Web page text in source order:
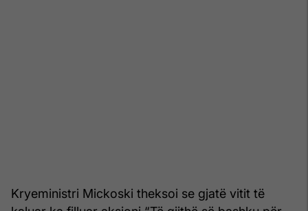
Kryeministri Mickoski theksoi se gjatë vitit të